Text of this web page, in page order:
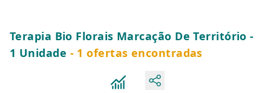
Terapia Bio Florais Marcação De Território -
1 Unidade - 1 ofertas encontradas